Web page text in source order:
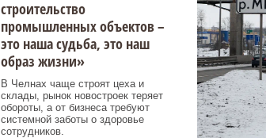
строительство
промышленных объектов –
это наша судьба, это наш
образ жизни»
В Челнах чаще строят цеха и
склады, рынок новостроек теряет
обороты, а от бизнеса требуют
системной заботы о здоровье
сотрудников.